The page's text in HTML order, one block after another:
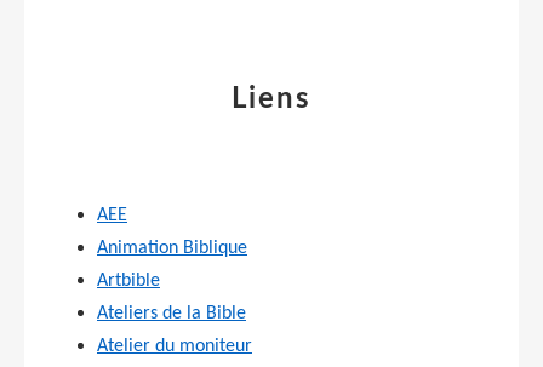
Liens
AEE
Animation Biblique
Artbible
Ateliers de la Bible
Atelier du moniteur